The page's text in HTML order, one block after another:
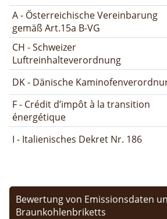
A - Österreichische Vereinbarung
gemäß Art.15a B-VG
CH - Schweizer
Luftreinhalteverordnung
DK - Dänische
F - Crédit d’impôt à la transition
énergétique
I - Italienisches Dekret Nr. 186
Bewertung von Emissionsdaten
Braunkohlenbriketts